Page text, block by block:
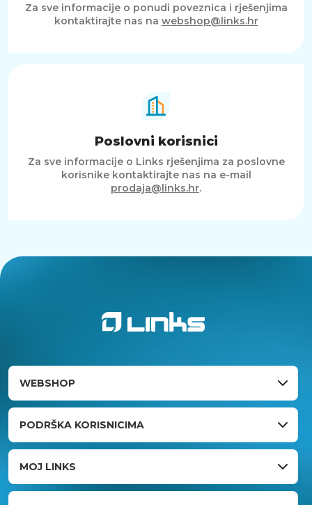
Za sve informacije o ponudi poveznica i rješenjima
kontaktirajte nas na webshop@links.hr
Poslovni korisnici
Za sve informacije o Links rješenjima za poslovne
korisnike kontaktirajte nas na e-mail
prodaja@links.hr.
WEBSHOP
PODRŠKA KORISNICIMA
MOJ LINKS